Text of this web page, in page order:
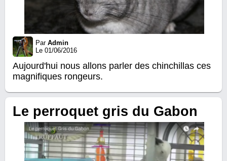
Par Admin
Le 01/06/2016
Aujourd'hui nous allons parler des chinchillas ces
magnifiques rongeurs.
Le perroquet gris du Gabon